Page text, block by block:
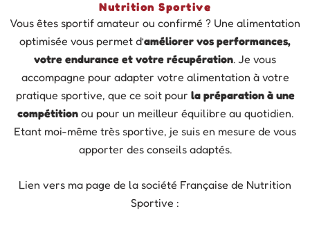
Nutrition Sportive
Vous êtes sportif amateur ou confirmé ? Une alimentation
optimisée vous permet d’améliorer vos performances,
votre endurance et votre récupération. Je vous
accompagne pour adapter votre alimentation à votre
pratique sportive, que ce soit pour la préparation à une
compétitionou pour un meilleur équilibre au quotidien.
Etant moi-même très sportive, je suis en mesure de vous
apporter des conseils adaptés.
Lien vers ma page de la société Française de Nutrition
Sportive :